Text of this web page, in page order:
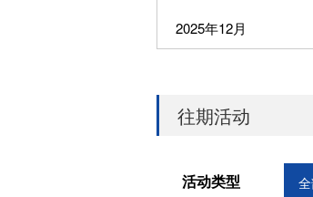
2025年12月
往期活动
活动类型